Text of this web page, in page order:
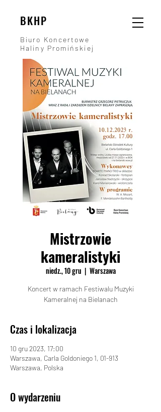
BKHP
Biuro Koncertowe
Haliny Promińskiej
Mistrzowie
kameralistyki
niedz., 10 gru
  |
Warszawa
Koncert w ramach Festiwalu Muzyki
Kameralnej na Bielanach
Czas i lokalizacja
10 gru 2023, 17:00
Warszawa, Carla Goldoniego 1, 01-913
Warszawa, Polska
O wydarzeniu